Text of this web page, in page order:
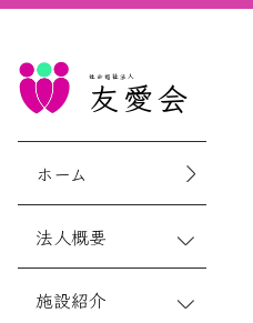
社会福祉法人
友愛会
ホーム
法人概要
施設紹介